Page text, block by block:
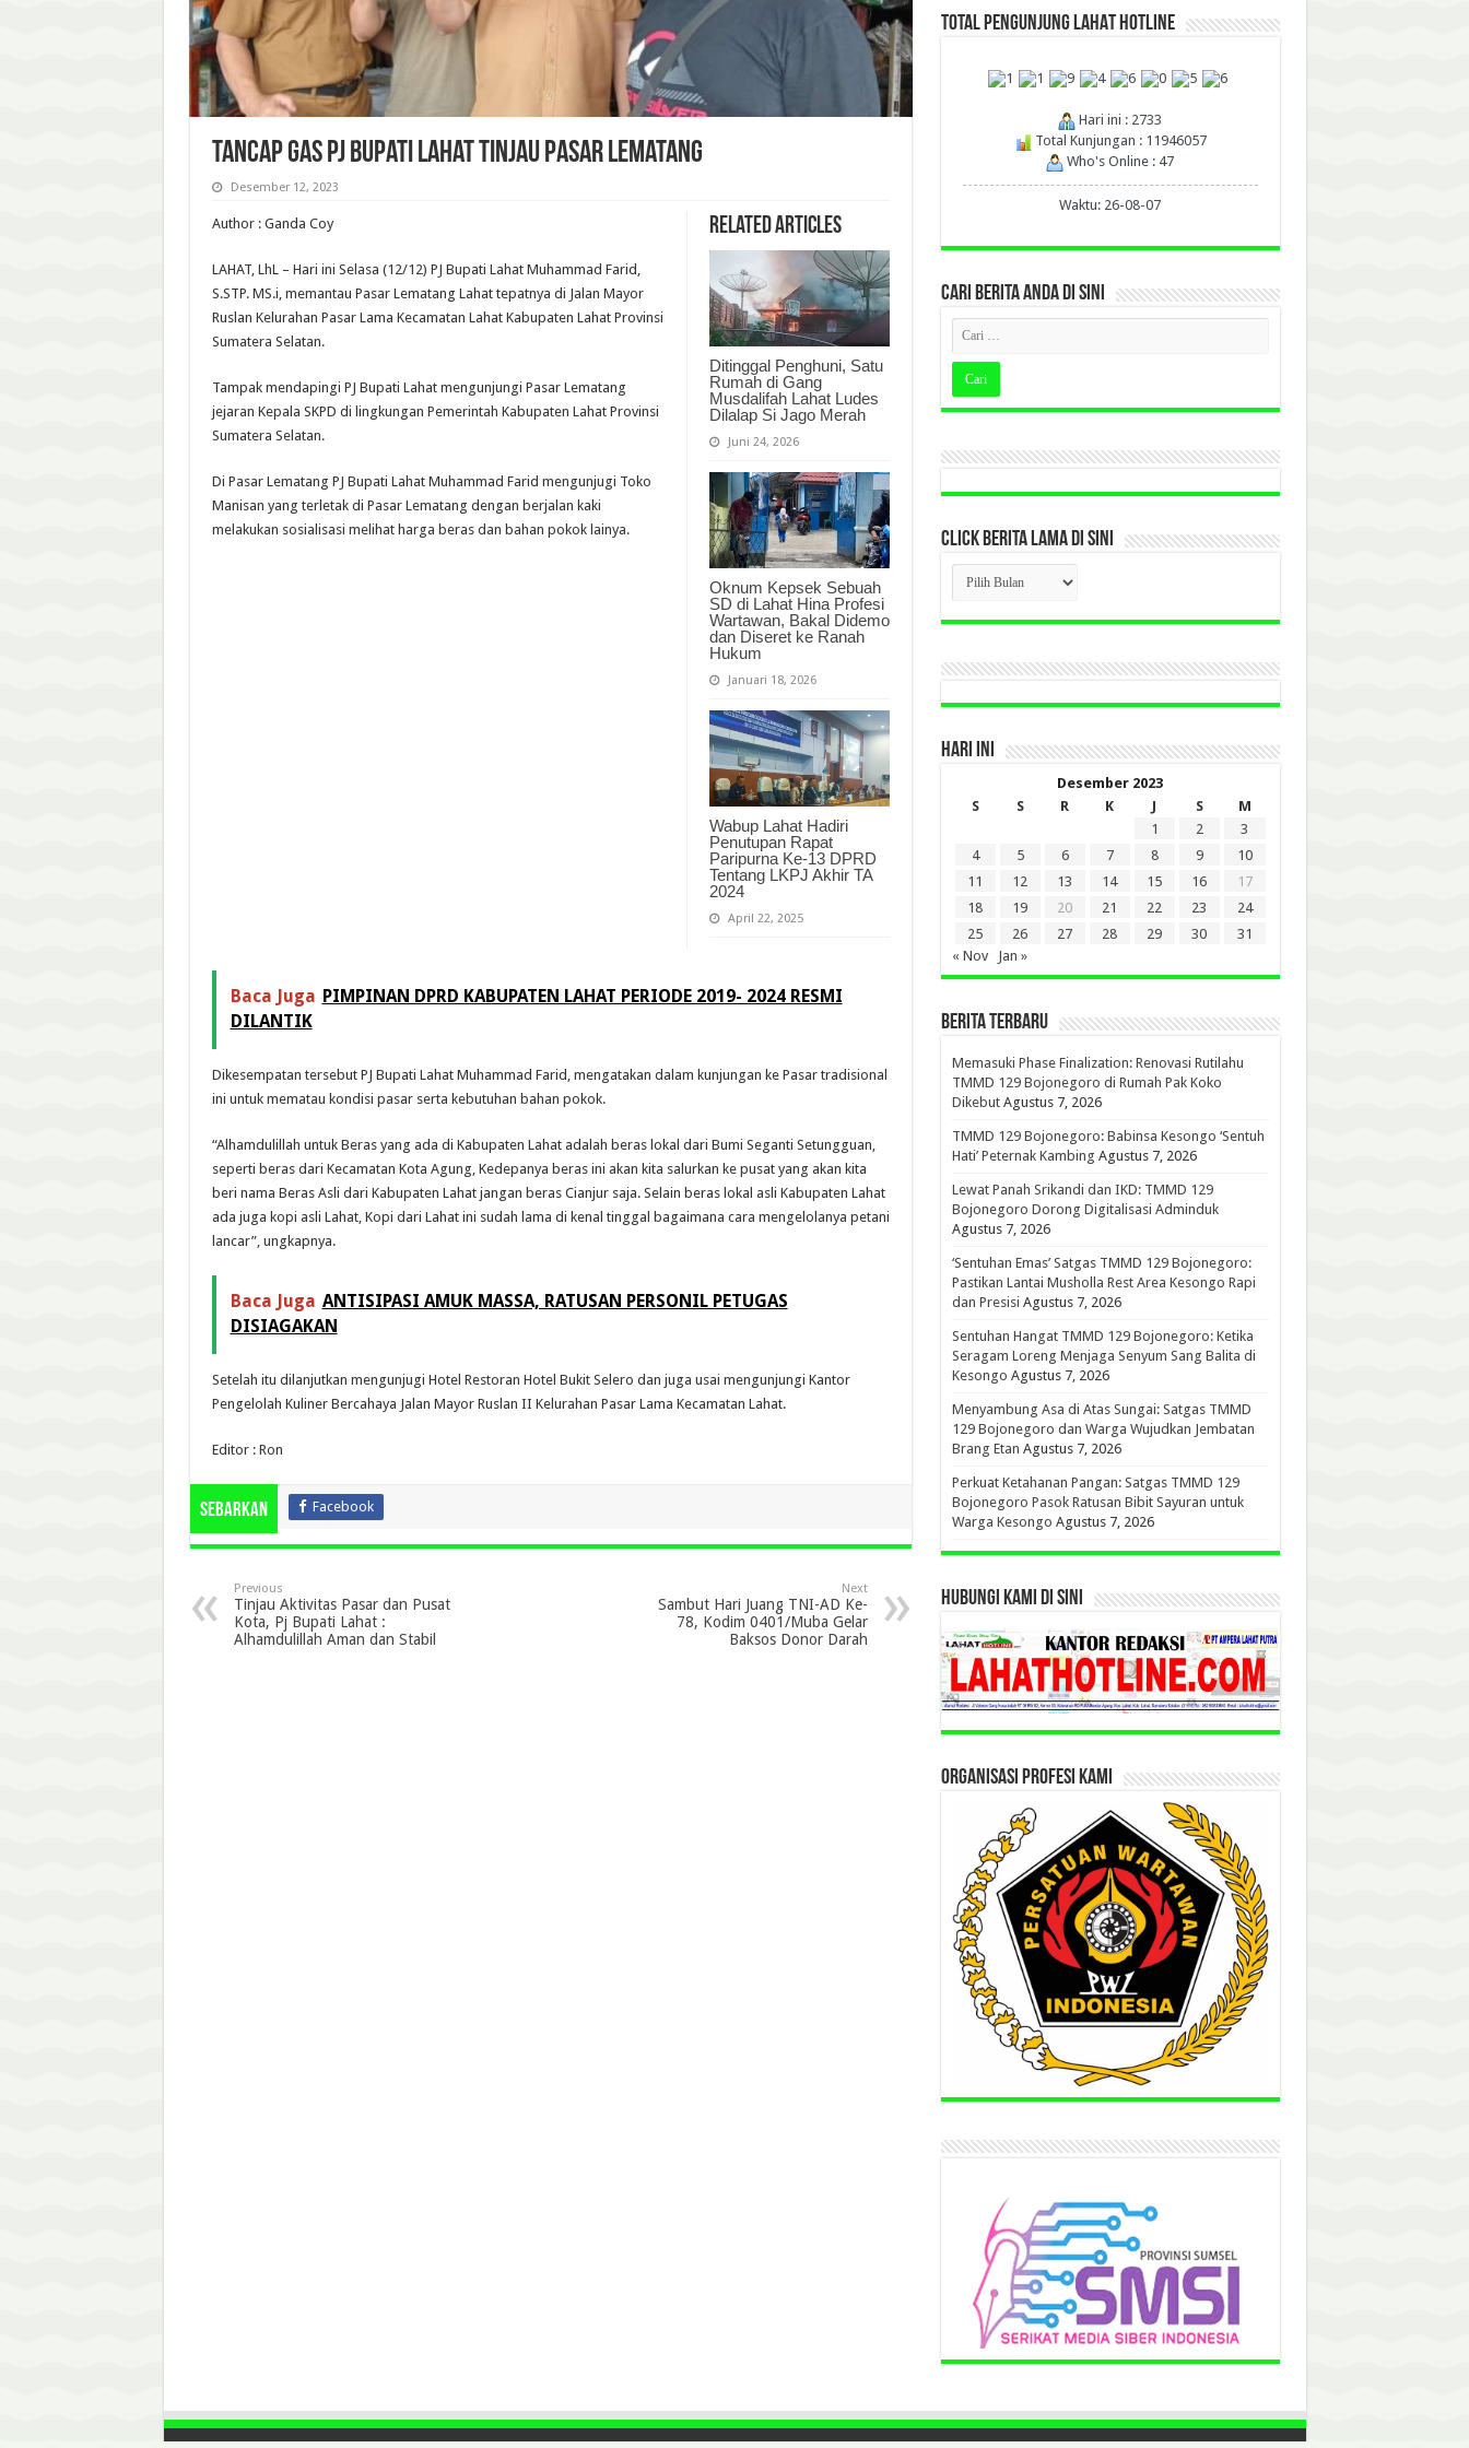
Tancap Gas PJ Bupati Lahat Tinjau Pasar Lematang
Desember 12, 2023
Related Articles
Ditinggal Penghuni, Satu
Rumah di Gang
Musdalifah Lahat Ludes
Dilalap Si Jago Merah
Juni 24, 2026
Oknum Kepsek Sebuah
SD di Lahat Hina Profesi
Wartawan, Bakal Didemo
dan Diseret ke Ranah
Hukum
Januari 18, 2026
Wabup Lahat Hadiri
Penutupan Rapat
Paripurna Ke-13 DPRD
Tentang LKPJ Akhir TA
2024
April 22, 2025
Author : Ganda Coy
LAHAT, LhL – Hari ini Selasa (12/12) PJ Bupati Lahat Muhammad Farid,
S.STP. MS.i, memantau Pasar Lematang Lahat tepatnya di Jalan Mayor
Ruslan Kelurahan Pasar Lama Kecamatan Lahat Kabupaten Lahat Provinsi
Sumatera Selatan.
Tampak mendapingi PJ Bupati Lahat mengunjungi Pasar Lematang
jejaran Kepala SKPD di lingkungan Pemerintah Kabupaten Lahat Provinsi
Sumatera Selatan.
Di Pasar Lematang PJ Bupati Lahat Muhammad Farid mengunjugi Toko
Manisan yang terletak di Pasar Lematang dengan berjalan kaki
melakukan sosialisasi melihat harga beras dan bahan pokok lainya.
Baca Juga PIMPINAN DPRD KABUPATEN LAHAT PERIODE 2019- 2024 RESMI
DILANTIK
Dikesempatan tersebut PJ Bupati Lahat Muhammad Farid, mengatakan dalam kunjungan ke Pasar tradisional
ini untuk mematau kondisi pasar serta kebutuhan bahan pokok.
“Alhamdulillah untuk Beras yang ada di Kabupaten Lahat adalah beras lokal dari Bumi Seganti Setungguan,
seperti beras dari Kecamatan Kota Agung, Kedepanya beras ini akan kita salurkan ke pusat yang akan kita
beri nama Beras Asli dari Kabupaten Lahat jangan beras Cianjur saja. Selain beras lokal asli Kabupaten Lahat
ada juga kopi asli Lahat, Kopi dari Lahat ini sudah lama di kenal tinggal bagaimana cara mengelolanya petani
lancar”, ungkapnya.
Baca Juga ANTISIPASI AMUK MASSA, RATUSAN PERSONIL PETUGAS
DISIAGAKAN
Setelah itu dilanjutkan mengunjugi Hotel Restoran Hotel Bukit Selero dan juga usai mengunjungi Kantor
Pengelolah Kuliner Bercahaya Jalan Mayor Ruslan II Kelurahan Pasar Lama Kecamatan Lahat.
Editor : Ron
Sebarkan Facebook
Previous
Tinjau Aktivitas Pasar dan Pusat
Kota, Pj Bupati Lahat :
Alhamdulillah Aman dan Stabil
Next
Sambut Hari Juang TNI-AD Ke-
78, Kodim 0401/Muba Gelar
Baksos Donor Darah
TOTAL PENGUNJUNG LAHAT HOTLINE
Hari ini : 2733
Total Kunjungan : 11946057
Who's Online : 47
Waktu: 26-08-07
CARI BERITA ANDA DI SINI
CLICK BERITA LAMA DI SINI
CLICK
BERITA
LAMA
DI
HARI INI
Desember 2023
S
S R K J S
M
1
2
3
4
5 6 7 8 9
10
11
12 13 14 15 16
17
18
19 20 21 22 23
24
25
26 27 28 29 30
31
« Nov
Jan »
BERITA TERBARU
Memasuki Phase Finalization: Renovasi Rutilahu
TMMD 129 Bojonegoro di Rumah Pak Koko
Dikebut Agustus 7, 2026
TMMD 129 Bojonegoro: Babinsa Kesongo ‘Sentuh
Hati’ Peternak Kambing Agustus 7, 2026
Lewat Panah Srikandi dan IKD: TMMD 129
Bojonegoro Dorong Digitalisasi Adminduk
Agustus 7, 2026
‘Sentuhan Emas’ Satgas TMMD 129 Bojonegoro:
Pastikan Lantai Musholla Rest Area Kesongo Rapi
dan Presisi Agustus 7, 2026
Sentuhan Hangat TMMD 129 Bojonegoro: Ketika
Seragam Loreng Menjaga Senyum Sang Balita di
Kesongo Agustus 7, 2026
Menyambung Asa di Atas Sungai: Satgas TMMD
129 Bojonegoro dan Warga Wujudkan Jembatan
Brang Etan Agustus 7, 2026
Perkuat Ketahanan Pangan: Satgas TMMD 129
Bojonegoro Pasok Ratusan Bibit Sayuran untuk
Warga Kesongo Agustus 7, 2026
HUBUNGI KAMI DI SINI
ORGANISASI PROFESI KAMI